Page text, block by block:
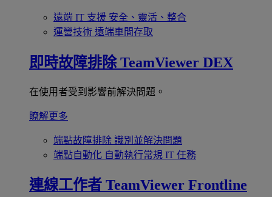
遠端 IT 支援 安全、靈活、整合
運營技術 遠端車間存取
即時故障排除 TeamViewer DEX
在使用者受到影響前解決問題。
瞭解更多
端點故障排除 識別並解決問題
端點自動化 自動執行常規 IT 任務
連線工作者 TeamViewer Frontline